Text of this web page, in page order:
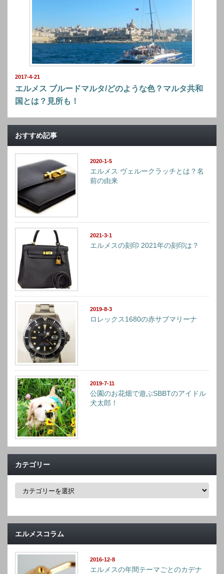
2017-4-21
エルメス ブルードマルタ/どのような色？マルタ共和
国とは？見所も！
おすすめ記事
2020-1-5
エルメス ヴェルークラッチとは？名
前の由来
2021-3-1
エルメスの刻印 2021年の刻印は？
2019-8-3
ロレックス1680の赤サブマリーナ
2019-7-11
公園のお花畑で遊ぶSBBTのアイドル
犬太郎！
カテゴリー
カ
ー
エルメスコラム
2016-12-8
エルメスの年間テーマごとのカデナ